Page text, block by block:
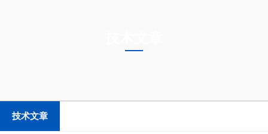
技术文章